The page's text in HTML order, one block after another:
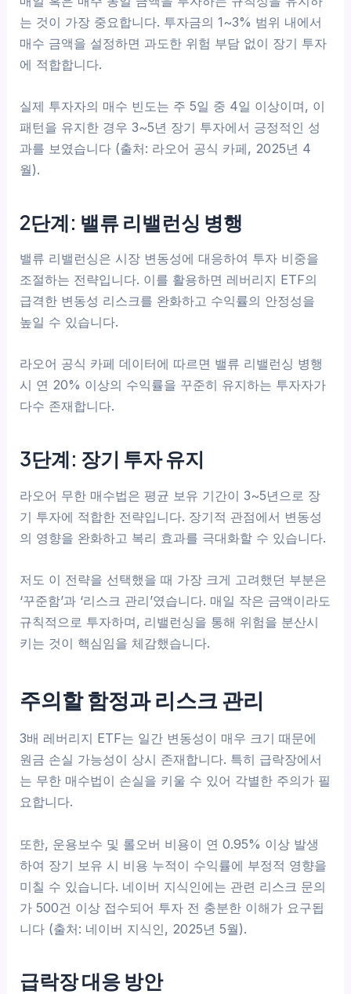
는 것이 가장 중요합니다. 투자금의 1~3% 범위 내에서
매수 금액을 설정하면 과도한 위험 부담 없이 장기 투자
에 적합합니다.
실제 투자자의 매수 빈도는 주 5일 중 4일 이상이며, 이
패턴을 유지한 경우 3~5년 장기 투자에서 긍정적인 성
과를 보였습니다 (출처: 라오어 공식 카페, 2025년 4
월).
2단계: 밸류 리밸런싱 병행
밸류 리밸런싱은 시장 변동성에 대응하여 투자 비중을
조절하는 전략입니다. 이를 활용하면 레버리지 ETF의
급격한 변동성 리스크를 완화하고 수익률의 안정성을
높일 수 있습니다.
라오어 공식 카페 데이터에 따르면 밸류 리밸런싱 병행
시 연 20% 이상의 수익률을 꾸준히 유지하는 투자자가
다수 존재합니다.
3단계: 장기 투자 유지
라오어 무한 매수법은 평균 보유 기간이 3~5년으로 장
기 투자에 적합한 전략입니다. 장기적 관점에서 변동성
의 영향을 완화하고 복리 효과를 극대화할 수 있습니다.
저도 이 전략을 선택했을 때 가장 크게 고려했던 부분은
‘꾸준함’과 ‘리스크 관리’였습니다. 매일 작은 금액이라도
규칙적으로 투자하며, 리밸런싱을 통해 위험을 분산시
키는 것이 핵심임을 체감했습니다.
주의할 함정과 리스크 관리
3배 레버리지 ETF는 일간 변동성이 매우 크기 때문에
원금 손실 가능성이 상시 존재합니다. 특히 급락장에서
는 무한 매수법이 손실을 키울 수 있어 각별한 주의가 필
요합니다.
또한, 운용보수 및 롤오버 비용이 연 0.95% 이상 발생
하여 장기 보유 시 비용 누적이 수익률에 부정적 영향을
미칠 수 있습니다. 네이버 지식인에는 관련 리스크 문의
가 500건 이상 접수되어 투자 전 충분한 이해가 요구됩
니다 (출처: 네이버 지식인, 2025년 5월).
급락장 대응 방안